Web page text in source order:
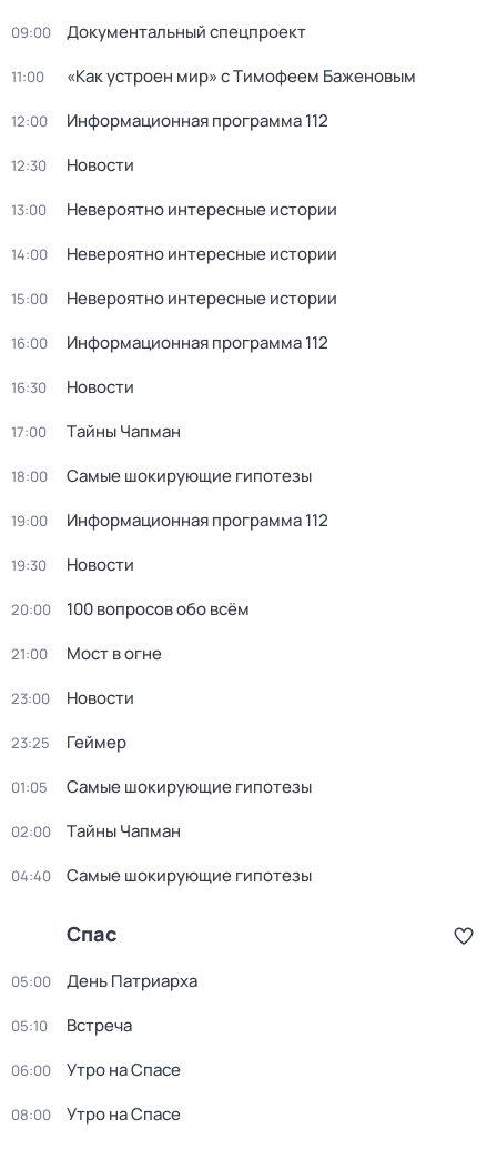
09:00 Документальный спецпроект
11:00 «Как устроен мир» с Тимофеем Баженовым
12:00 Информационная программа 112
12:30 Новости
13:00 Невероятно интересные истории
14:00 Невероятно интересные истории
15:00 Невероятно интересные истории
16:00 Информационная программа 112
16:30 Новости
17:00 Тaйны Чапман
18:00 Самые шoкиpующие гипотезы
19:00 Информационная программа 112
19:30 Новости
20:00 100 вопросов обо всём
21:00 Мост в огне
23:00 Новости
23:25 Геймер
01:05 Самые шoкиpующие гипотезы
02:00 Тaйны Чапман
04:40 Самые шoкиpующие гипотезы
Спас
05:00 День Патриарха
05:10 Встреча
06:00 Утро на Спасе
08:00
Утро на Спасе